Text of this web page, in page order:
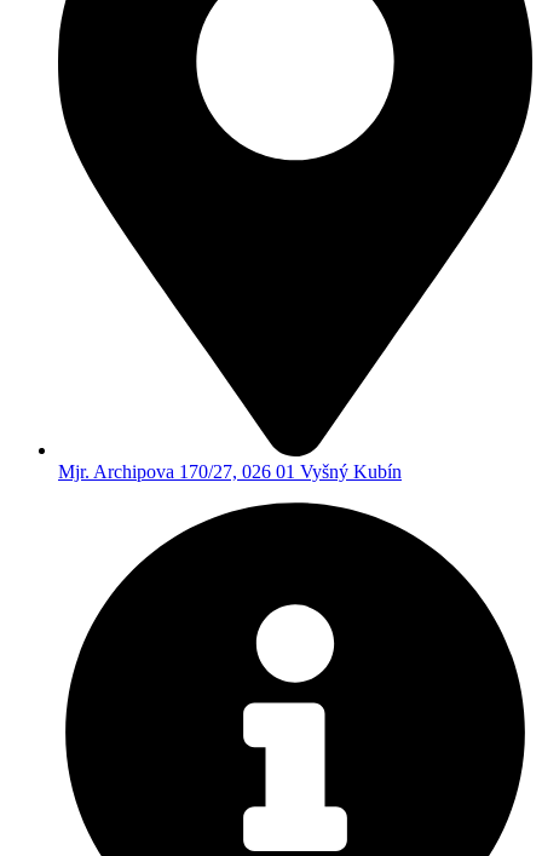
Mjr. Archipova 170/27, 026 01 Vyšný Kubín